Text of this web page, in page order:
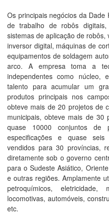
Os principais negócios da
de trabalho de robôs
sistemas de aplicação de
inversor digital, máquinas de
equipamentos de soldagem
arco. A empresa toma a
independentes como núcleo,
talento para acumular um
produtos principais nos
obteve mais de 20 projetos de
municipais, obteve mais de 30
quase 10000 conjuntos de
especificações e quase
vendidos para 30 províncias,
diretamente sob o governo
para o Sudeste Asiático,
e outras regiões. Amplamente
petroquímicos, eletricidade,
locomotivas, automóveis,
etc.